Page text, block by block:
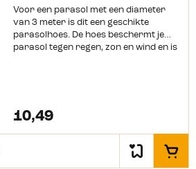
Voor een parasol met een diameter
van 3 meter is dit een geschikte
parasolhoes. De hoes beschermt je
parasol tegen regen, zon en wind en is
10,49
In het